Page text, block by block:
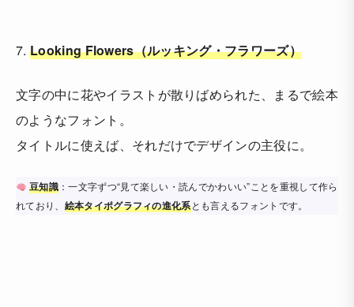
7. Looking Flowers（ルッキング・フラワーズ）
文字の中に花やイラストが散りばめられた、まるで絵本
のようなフォント。
タイトルに使えば、それだけでデザインの主役に。
豆知識：一文字ずつ“見て楽しい・読んでかわいい”ことを重視して作ら
れており、 絵本タイポグラフィの進化系とも言えるフォントです。